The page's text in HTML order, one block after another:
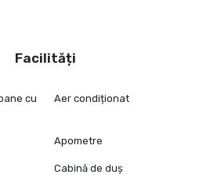
Facilități
cu
Aer condiționat
Apometre
Cabină de duș